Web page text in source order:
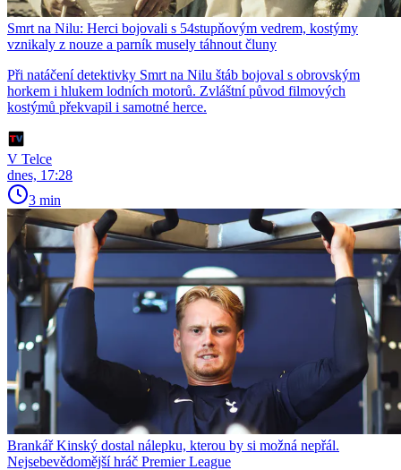
Smrt na Nilu: Herci bojovali s 54stupňovým vedrem, kostýmy
vznikaly z nouze a parník musely táhnout čluny
Při natáčení detektivky Smrt na Nilu štáb bojoval s obrovským
horkem i hlukem lodních motorů. Zvláštní původ filmových
kostýmů překvapil i samotné herce.
V Telce
dnes, 17:28
3 min
Brankář Kinský dostal nálepku, kterou by si možná nepřál.
Nejsebevědomější hráč Premier League